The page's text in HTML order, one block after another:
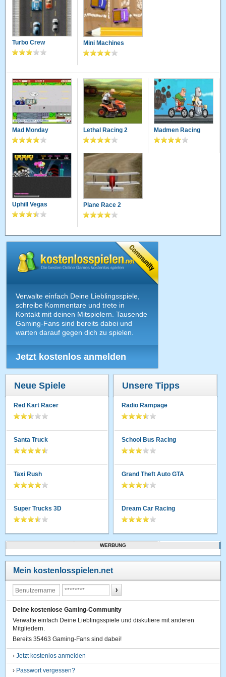
Turbo Crew Mini Machines
Mad Monday Lethal Racing 2 Madmen Racing
Uphill Vegas Plane Race 2
Verwalte einfach Deine Lieblingsspiele,
schreibe Kommentare und trete in
Kontakt mit deinen Mitspielern. Tausende
Gaming-Fans sind bereits dabei und
warten darauf gegen dich zu spielen.
Jetzt kostenlos anmelden
Neue Spiele
Red Kart Racer
Santa Truck
Taxi Rush
Super Trucks 3D
Unsere Tipps
Radio Rampage
School Bus Racing
Grand Theft Auto GTA
Dream Car Racing
WERBUNG
Mein kostenlosspielen.net
Deine kostenlose Gaming-Community
Verwalte einfach Deine Lieblingsspiele und diskutiere mit anderen
Mitgliedern.
Bereits 35463 Gaming-Fans sind dabei!
›Jetzt kostenlos anmelden
› Passwort vergessen?